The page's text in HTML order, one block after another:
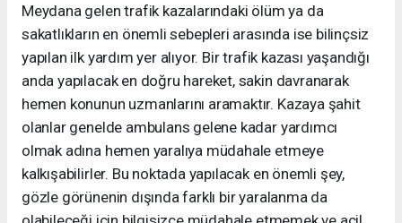
Meydana gelen trafik kazalarındaki ölüm ya da
sakatlıkların en önemli sebepleri arasında ise bilinçsiz
yapılan ilk yardım yer alıyor. Bir trafik kazası yaşandığı
anda yapılacak en doğru hareket, sakin davranarak
hemen konunun uzmanlarını aramaktır. Kazaya şahit
olanlar genelde ambulans gelene kadar yardımcı
olmak adına hemen yaralıya müdahale etmeye
kalkışabilirler. Bu noktada yapılacak en önemli şey,
gözle görünenin dışında farklı bir yaralanma da